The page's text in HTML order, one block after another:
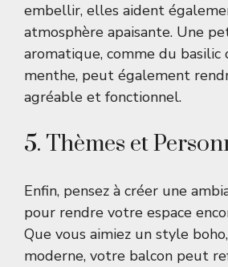
embellir, elles aident
atmosphère apaisante. Une
aromatique, comme du basilic
menthe, peut également
agréable et fonctionnel.
5. Thèmes et
Enfin, pensez à créer une
pour rendre votre espace
Que vous aimiez un style
moderne, votre balcon peut